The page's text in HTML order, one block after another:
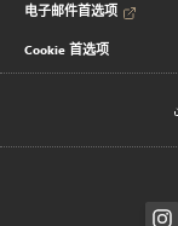
电子邮件首选项
Cookie 首选项